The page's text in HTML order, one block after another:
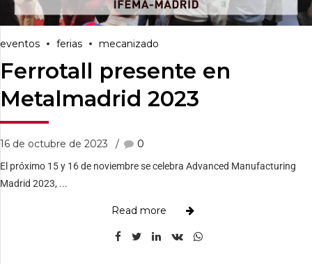
eventos ferias mecanizado
Ferrotall presente en
Metalmadrid 2023
16 de octubre de 2023 0
El próximo 15 y 16 de noviembre se celebra Advanced Manufacturing
Madrid 2023, ...
Read more